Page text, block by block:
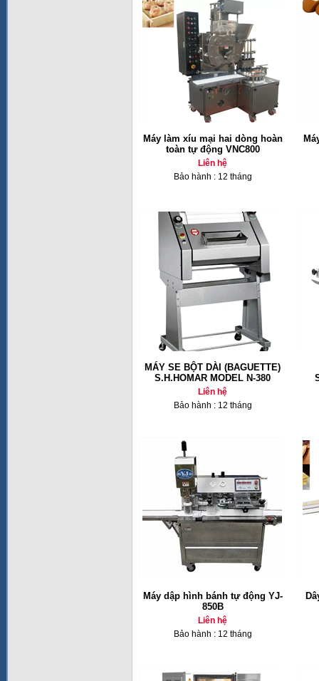
Máy làm xíu mại hai dòng hoàn
toàn tự động VNC800
Liên hệ
Bảo hành : 12 tháng
MÁY SE BỘT DÀI (BAGUETTE)
S.H.HOMAR MODEL N-380
Liên hệ
Bảo hành : 12 tháng
Máy dập hình bánh tự động YJ-
850B
Liên hệ
Bảo hành : 12 tháng